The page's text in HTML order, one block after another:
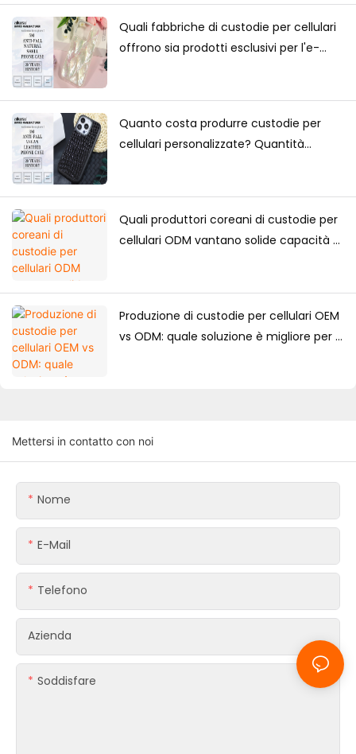
Quali fabbriche di custodie per cellulari
offrono sia prodotti esclusivi per l'e-
Quanto costa produrre custodie per
cellulari personalizzate? Quantità
Quali produttori coreani di custodie per
cellulari ODM vantano solide capacità di
Produzione di custodie per cellulari OEM
vs ODM: quale soluzione è migliore per i
Mettersi in contatto con noi
Nome
E-Mail
Telefono
Azienda
Soddisfare